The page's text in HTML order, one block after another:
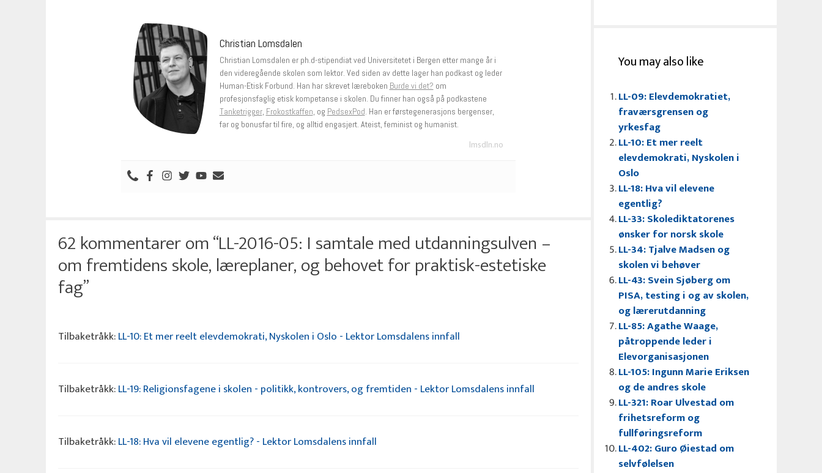
Christian Lomsdalen
Christian Lomsdalen er ph.d-stipendiat ved Universitetet i Bergen etter mange år i
den videregående skolen som lektor. Ved siden av dette lager han podkast og leder
Human-Etisk Forbund. Han har skrevet læreboken Burde vi det? om
profesjonsfaglig etisk kompetanse i skolen. Du finner han også på podkastene
Tanketrigger, Frokostkaffen, og PedsexPod. Han er førstegenerasjons bergenser,
far og bonusfar til fire, og alltid engasjert. Ateist, feminist og humanist.
lmsdln.no
62 kommentarer om “LL-2016-05: I samtale med utdanningsulven –
om fremtidens skole, læreplaner, og behovet for praktisk-estetiske
fag”
Tilbaketråkk:LL-10: Et mer reelt elevdemokrati, Nyskolen i Oslo - Lektor Lomsdalens innfall
Tilbaketråkk:LL-19: Religionsfagene i skolen - politikk, kontrovers, og fremtiden - Lektor Lomsdalens innfall
Tilbaketråkk:LL-18: Hva vil elevene egentlig? - Lektor Lomsdalens innfall
You may also like
LL-09: Elevdemokratiet,
fraværsgrensen og
yrkesfag
LL-10: Et mer reelt
elevdemokrati, Nyskolen i
Oslo
LL-18: Hva vil elevene
egentlig?
LL-33: Skolediktatorenes
ønsker for norsk skole
LL-34: Tjalve Madsen og
skolen vi behøver
LL-43: Svein Sjøberg om
PISA, testing i og av skolen,
og lærerutdanning
LL-85: Agathe Waage,
påtroppende leder i
Elevorganisasjonen
LL-105: Ingunn Marie Eriksen
og de andres skole
LL-321: Roar Ulvestad om
frihetsreform og
fullføringsreform
LL-402: Guro Øiestad om
selvfølelsen